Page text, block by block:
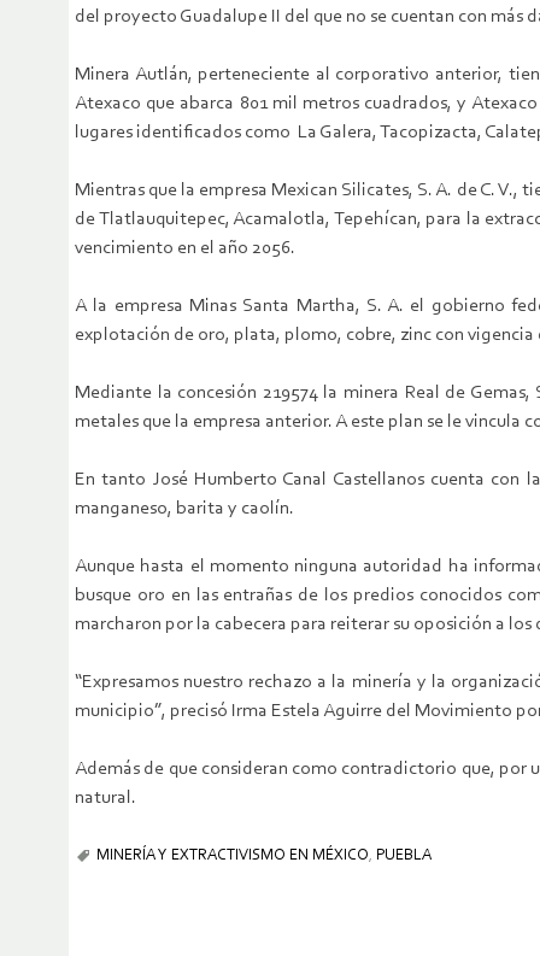
del proyecto Guadalupe II del que no se cuentan con más
Minera Autlán, perteneciente al corporativo anterior,
Atexaco que abarca 801 mil metros cuadrados, y
lugares identificados como La Galera, Tacopizacta,
Mientras que la empresa Mexican Silicates, S. A. de C.
de Tlatlauquitepec, Acamalotla, Tepehícan, para la
vencimiento en el año 2056.
A la empresa Minas Santa Martha, S. A. el gobierno
explotación de oro, plata, plomo, cobre, zinc con vigencia
Mediante la concesión 219574 la minera Real de
metales que la empresa anterior. A este plan se le
En tanto José Humberto Canal Castellanos cuenta
manganeso, barita y caolín.
Aunque hasta el momento ninguna autoridad ha
busque oro en las entrañas de los predios conocidos
marcharon por la cabecera para reiterar su oposición a
“Expresamos nuestro rechazo a la minería y la
municipio”, precisó Irma Estela Aguirre del Movimiento
Además de que consideran como contradictorio que, por
natural.
MINERÍA Y EXTRACTIVISMO EN MÉXICO, PUEBLA